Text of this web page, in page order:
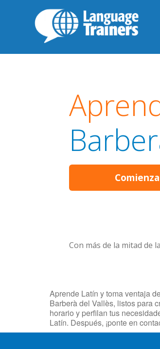
Con más de la mitad de
Aprende Latín y toma ventaja
Barberà del Vallès, listos para
horario y perfilan tus
Latín. Después, ¡ponte en